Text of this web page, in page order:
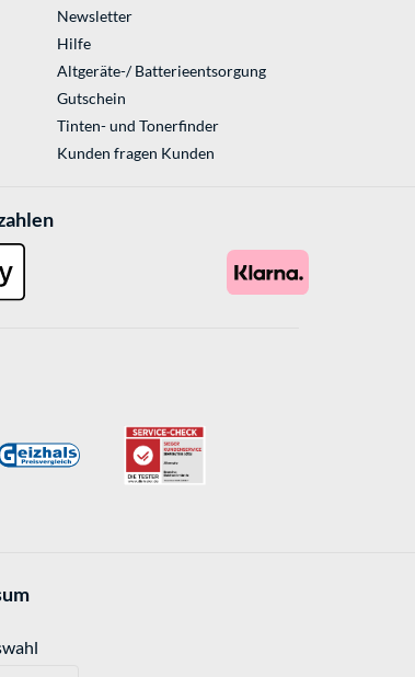
Newsletter
Hilfe
Altgeräte-/ Batterieentsorgung
Gutschein
Tinten- und Tonerfinder
Kunden fragen Kunden